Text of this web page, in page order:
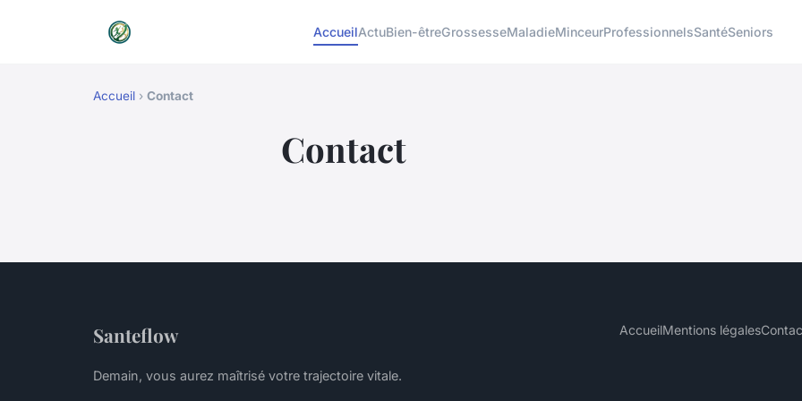
AccueilActuBien-êtreGrossesseMaladieMinceurProfessionnelsSantéSeniors
Accueil › Contact
Contact
Santeflow
Demain, vous aurez maîtrisé votre trajectoire vitale.
AccueilMentions légales